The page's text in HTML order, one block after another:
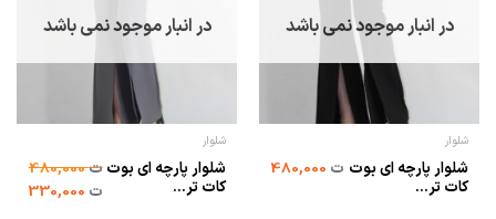
در انبار موجود نمی باشد
شلوار
شلوار پارچه ای بوت
کات تر...
ت480,000
در انبار موجود نمی باشد
شلوار
شلوار پارچه ای بوت
کات تر...
ت480,000
ت330,000